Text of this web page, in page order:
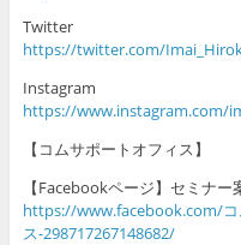
Twitter
https://twitter.com/
Instagram
https://www.instagram.com/
【コムサポートオフィス】
【Facebookページ】セミナー
https://www.facebook.com/コ
ス-298717267148682/